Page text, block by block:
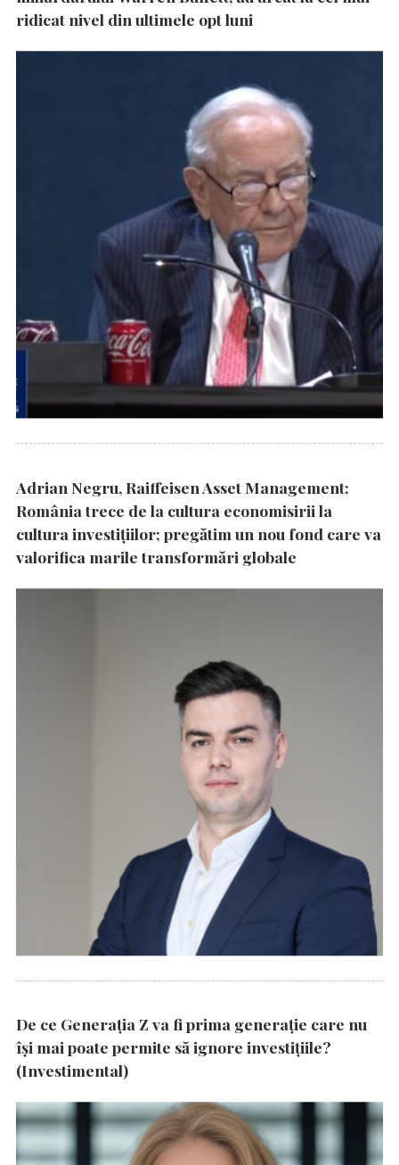
ridicat nivel din ultimele opt luni
Adrian Negru, Raiffeisen Asset Management:
România trece de la cultura economisirii la
cultura investițiilor; pregătim un nou fond care va
valorifica marile transformări globale
De ce Generația Z va fi prima generație care nu
își mai poate permite să ignore investițiile?
(Investimental)